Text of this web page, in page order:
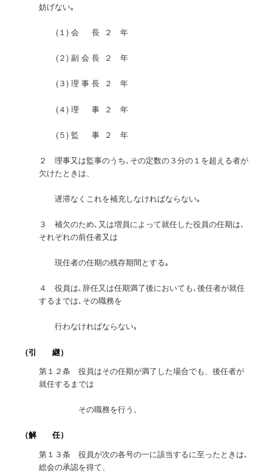
妨げない｡
(１) 会 長 ２ 年
(２) 副 会 長 ２ 年
(３) 理 事 長 ２ 年
(４) 理 事 ２ 年
(５) 監 事 ２ 年
２ 理事又は監事のうち､その定数の３分の１を超える者が
欠けたときは、
遅滞なくこれを補充しなければならない｡
３ 補欠のため､又は増員によって就任した役員の任期は､
それぞれの前任者又は
現任者の任期の残存期間とする｡
４ 役員は､辞任又は任期満了後においても､後任者が就任
するまでは､その職務を
行わなければならない｡
（引 継）
第１２条 役員はその任期が満了した場合でも、後任者が
就任するまでは
その職務を行う。
（解 任）
第１３条 役員が次の各号の一に該当するに至ったときは､
総会の承認を得て、